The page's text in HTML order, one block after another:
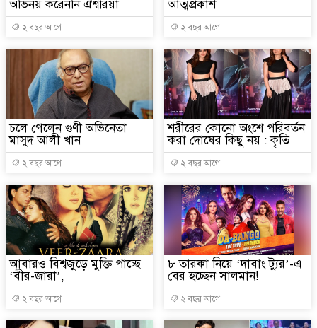
অভিনয় করেননি ঐশ্বরিয়া
২ বছর আগে
আত্মপ্রকাশ
২ বছর আগে
চলে গেলেন গুণী অভিনেতা
মাসুদ আলী খান
২ বছর আগে
শরীরের কোনো অংশে পরিবর্তন
করা দোষের কিছু নয় : কৃতি
২ বছর আগে
আবারও বিশ্বজুড়ে মুক্তি পাচ্ছে
‘বীর-জারা’,
২ বছর আগে
৮ তারকা নিয়ে ‘দাবাং ট্যুর’-এ
বের হচ্ছেন সালমান!
২ বছর আগে